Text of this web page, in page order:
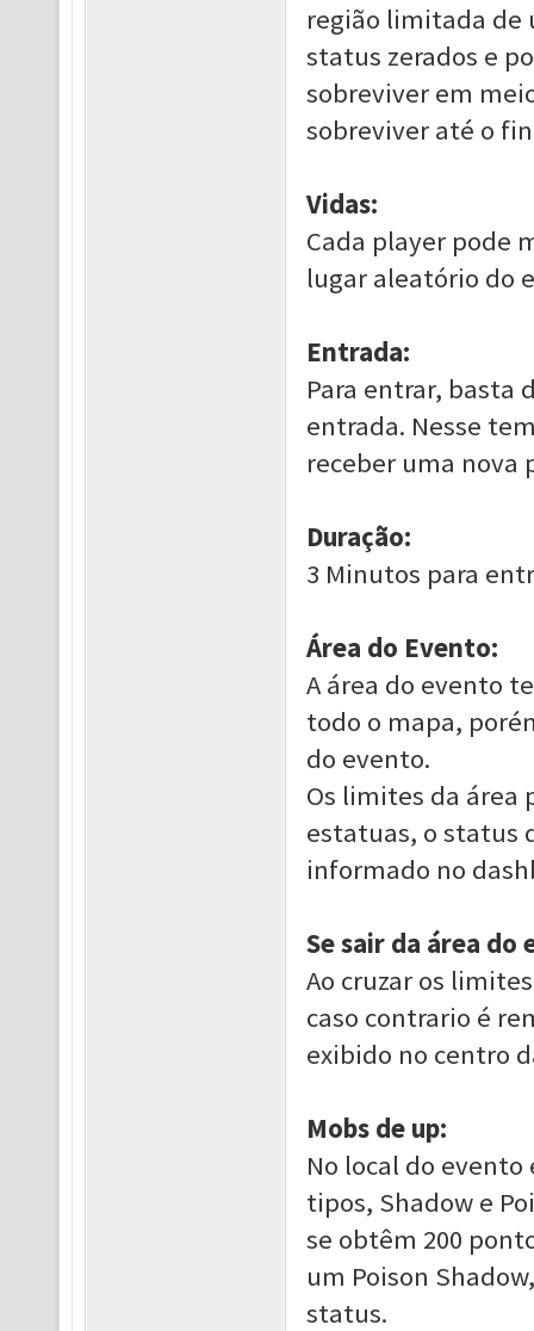
região limitada de
status zerados e
sobreviver em
sobreviver até o
Vidas:
Cada player pode
lugar aleatório do
Entrada:
Para entrar, basta
entrada. Nesse
receber uma nova
Duração:
3 Minutos para
Área do Evento:
A área do evento
todo o mapa,
do evento.
Os limites da área
estatuas, o status
informado no
Se sair da área do
Ao cruzar os
caso contrario é
exibido no centro
Mobs de up:
No local do
tipos, Shadow e
se obtêm 200
um Poison
status.